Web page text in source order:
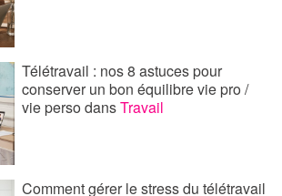
Télétravail : nos 8 astuces pour
conserver un bon équilibre vie pro /
vie persodansTravail
Comment gérer le stress du télétravail